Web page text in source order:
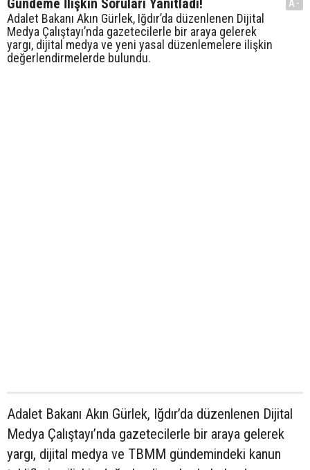
Gündeme İlişkin Soruları Yanıtladı!
Adalet Bakanı Akın Gürlek, Iğdır’da düzenlenen Dijital
Medya Çalıştayı’nda gazetecilerle bir araya gelerek
yargı, dijital medya ve yeni yasal düzenlemelere ilişkin
değerlendirmelerde bulundu.
A-
Adalet Bakanı Akın Gürlek, Iğdır’da düzenlenen Dijital
Medya Çalıştayı’nda gazetecilerle bir araya gelerek
yargı, dijital medya ve TBMM gündemindeki kanun